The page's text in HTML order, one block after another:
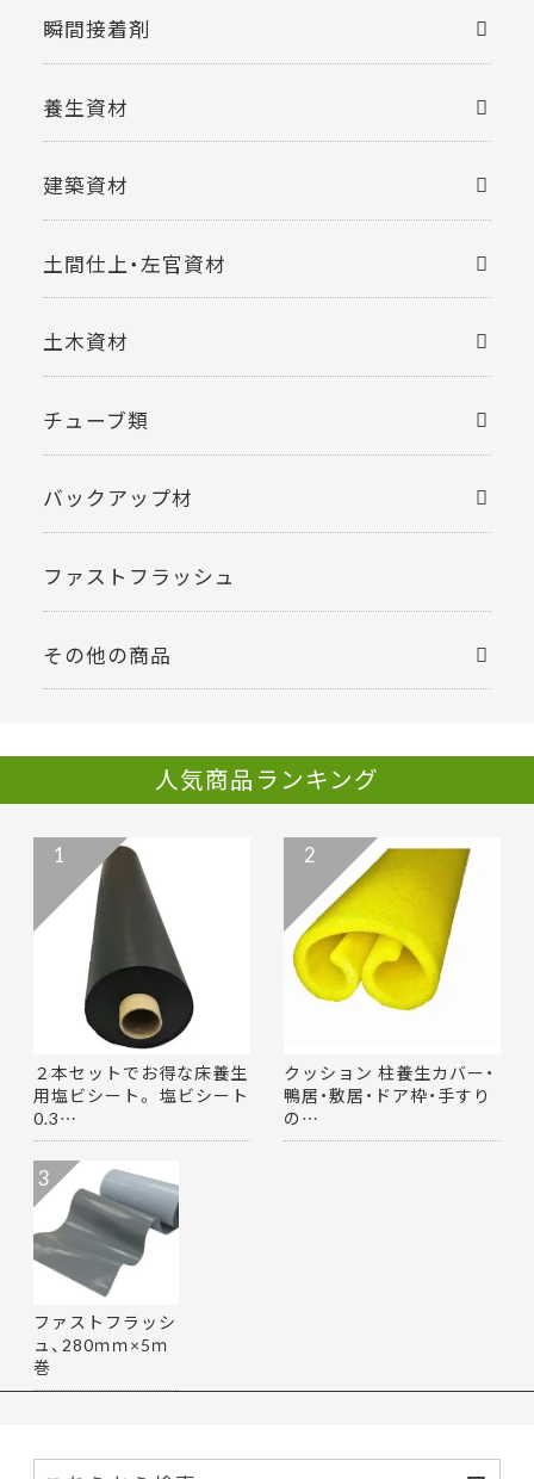
瞬間接着剤
養生資材
建築資材
土間仕上・左官資材
土木資材
チューブ類
バックアップ材
ファストフラッシュ
その他の商品
人気商品ランキング
２本セットでお得な床養生
用塩ビシート。 塩ビシート
0.3…
1
クッション 柱養生カバー・
鴨居・敷居・ドア枠・手すり
の…
2
ファストフラッシ
ュ、280ｍｍ×5ｍ
巻
3